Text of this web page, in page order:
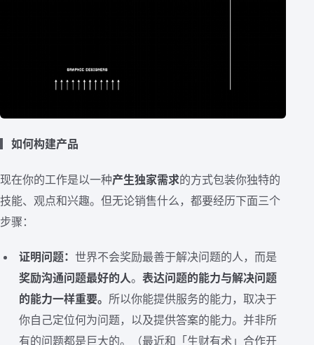
如何构建产品
现在你的工作是以一种产生独家需求的方式包装你独特的
技能、观点和兴趣。但无论销售什么，都要经历下面三个
步骤：
证明问题：世界不会奖励最善于解决问题的人，而是
奖励沟通问题最好的人。表达问题的能力与解决问题
的能力一样重要。 所以你能提供服务的能力，取决于
你自己定位何为问题，以及提供答案的能力。并非所
有的问题都是巨大的。（最近和「 生财有术 」合作开